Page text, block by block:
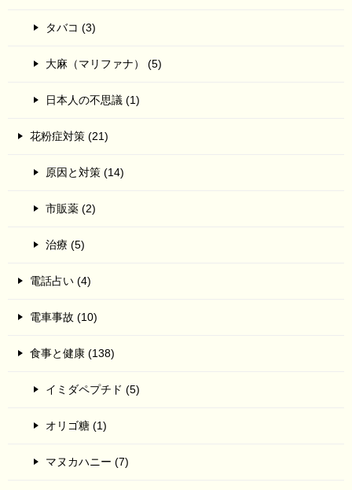
タバコ (3)
大麻（マリファナ） (5)
日本人の不思議 (1)
花粉症対策 (21)
原因と対策 (14)
市販薬 (2)
治療 (5)
電話占い (4)
電車事故 (10)
食事と健康 (138)
イミダペプチド (5)
オリゴ糖 (1)
マヌカハニー (7)